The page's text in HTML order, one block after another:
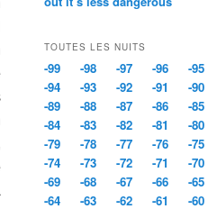
TOUTES LES NUITS
-99 -98 -97 -96
-95
-94
-93 -92 -91
-90
-89
-88 -87 -86
-85
-84
-83 -82 -81
-80
-79
-78 -77 -76
-75
-74
-73 -72 -71
-70
-69
-68 -67 -66
-65
-64
-63 -62 -61
-60